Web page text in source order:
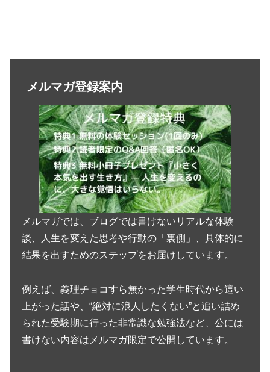
メルマガ登録案内
メルマガでは、ブログでは書けないリアルな体験
談、人生を変えた思考や行動の「裏側」、具体的に
結果を出すためのステップをお届けしています。
例えば、義理チョコすら無かった学生時代から這い
上がった話や、“絶対に浪人したくない”と追い詰め
られた受験期に行った非常識な勉強法など、公には
書けない内容はメルマガ限定で公開しています。